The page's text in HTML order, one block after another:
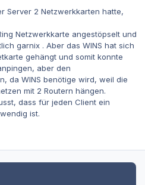
Server 2 Netzwerkkarten hatte,
Netzwerkkarte angestöpselt und
garnix . Aber das WINS hat sich
gehängt und somit konnte
aber den
da WINS benötige wird, weil die
mit 2 Routern hängen.
dass für jeden Client ein
ist.